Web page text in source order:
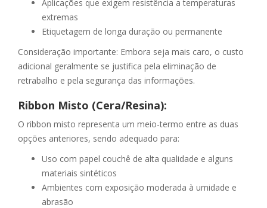
Aplicações que exigem resistência a temperaturas
extremas
Etiquetagem de longa duração ou permanente
Consideração importante: Embora seja mais caro, o custo
adicional geralmente se justifica pela eliminação de
retrabalho e pela segurança das informações.
Ribbon Misto (Cera/Resina):
O ribbon misto representa um meio-termo entre as duas
opções anteriores, sendo adequado para:
Uso com papel couchê de alta qualidade e alguns
materiais sintéticos
Ambientes com exposição moderada à umidade e
abrasão